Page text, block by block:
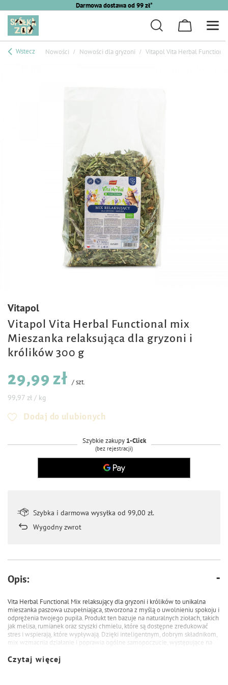
Darmowa dostawa od 99 zł*
Wstecz Nowości Nowości dla gryzoni Vitapol Vita Herbal
Vitapol
Vitapol Vita Herbal Functional mix
Mieszanka relaksująca dla gryzoni i
królików 300 g
29,99 zł /szt.
99,97 zł / kg
Dodaj do ulubionych
Szybkie zakupy 1-Click
(bez rejestracji)
Szybka i darmowa wysyłka od 99,00 zł.
Wygodny zwrot
Opis:
Vita Herbal Functional Mix relaksujący dla gryzoni i królików to unikalna
mieszanka paszowa uzupełniająca, stworzona z myślą o uwolnieniu spokoju i
odprężenia twojego pupila. Produkt ten bazuje na naturalnych ziołach, takich
jak melisa, rumianek oraz szyszki chmielu, które są dostępne zredukować
stres i wspierają, które wypływają. Dzięki inteligentnym, dobrym składnikom,
mix wzmacnia działanie i poprawia ogólne samopoczucie, występujące na
Czytaj więcej